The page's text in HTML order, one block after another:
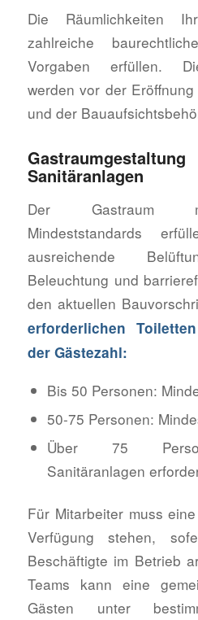
Die Räumlichkeiten
zahlreiche
Vorgaben erfüllen.
werden vor der
und der
Sanitäranlagen
Der Gastraum
Mindeststandards
ausreichende
Beleuchtung und
den aktuellen
erforderlichen
der Gästezahl:
Bis 50 Personen:
50-75 Personen:
Über 75
Sanitäranlagen
Für Mitarbeiter muss
Verfügung stehen,
Beschäftigte im Betrieb
Teams kann eine
Gästen unter